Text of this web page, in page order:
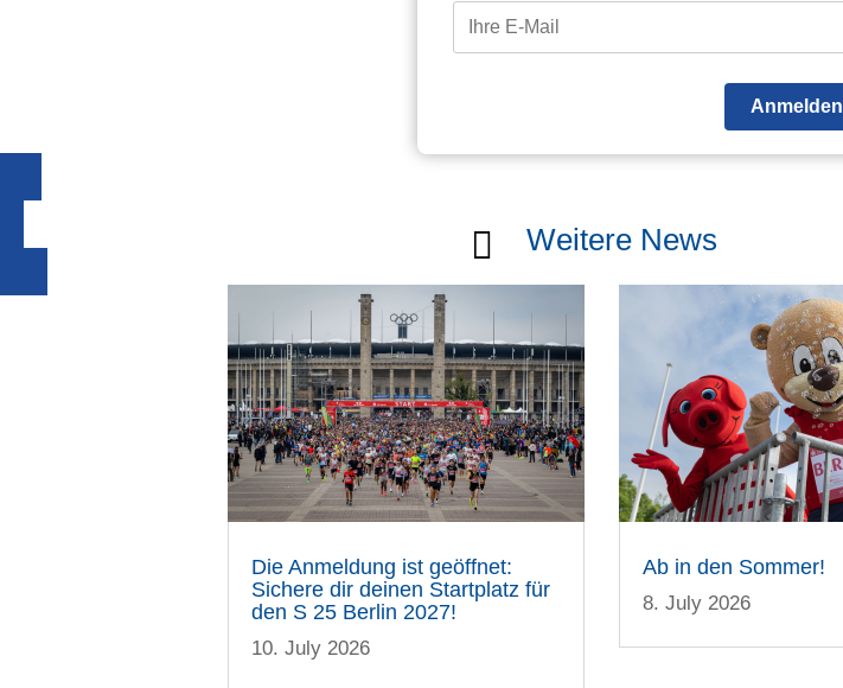
Anmelden
 Weitere News
Die Anmeldung ist geöffnet:
Sichere dir deinen Startplatz für
den S 25 Berlin 2027!
10. July 2026
Ab in den Sommer!
8. July 2026